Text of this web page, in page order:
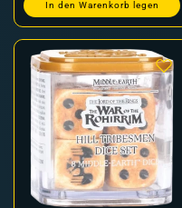
In den Warenkorb legen